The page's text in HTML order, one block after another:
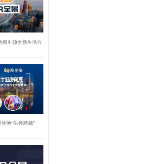
图引领全新生活方
验“生死跨越”